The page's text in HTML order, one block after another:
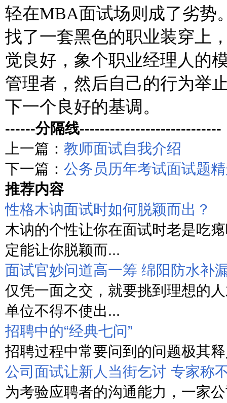
轻在MBA面试场则成了劣势
找了一套黑色的职业装穿上
觉良好，象个职业经理人
管理者，然后自己的行为举
下一个良好的基调。
------分隔线----------------------------
上一篇： 教师面试自我介绍
下一篇： 公务员历年考试面试题
推荐内容
性格木讷面试时如何脱颖而出？
木讷的个性让你在面试时老是吃
定能让你脱颖而...
面试官妙问道高一筹 绵阳防水补
仅凭一面之交，就要挑到理想的
单位不得不使出...
招聘中的“经典七问”
招聘过程中常要问到的问题极其
公司面试让新人当街乞讨 专家称
为考验应聘者的沟通能力，一家